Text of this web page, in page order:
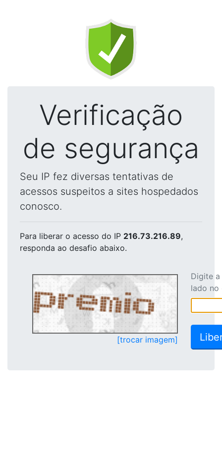
Verificação
de segurança
Seu IP fez diversas tentativas de
acessos suspeitos a sites hospedados
conosco.
Para liberar o acesso do IP 216.73.216.89,
responda ao desafio abaixo.
[trocar imagem]
Digite
lado no